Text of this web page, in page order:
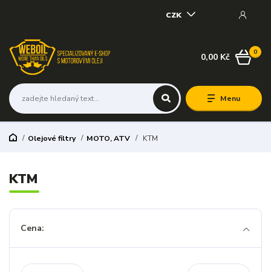
Menu
CZK
0
0,00 Kč
Olejové filtry MOTO, ATV KTM
KTM
Cena: